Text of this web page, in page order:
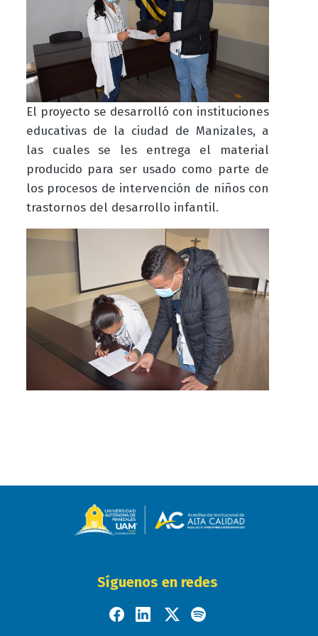
El proyecto se desarrolló con instituciones
educativas de la ciudad de Manizales, a
las cuales se les entrega el material
producido para ser usado como parte de
los procesos de intervención de niños con
trastornos del desarrollo infantil.
Síguenos en redes